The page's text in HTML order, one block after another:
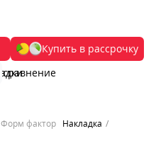
Купить в рассрочку
Форм фактор Накладка